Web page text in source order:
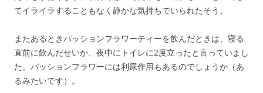
てイライラすることもなく静かな気持ちでいられたそう。
またあるときパッションフラワーティーを飲んだときは、寝る
直前に飲んだせいか、夜中にトイレに2度立ったと言っていまし
た。パッションフラワーには利尿作用もあるのでしょうか（あ
るみたいです）。